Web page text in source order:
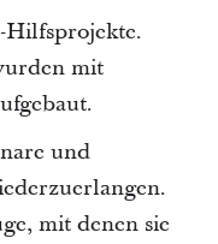
mit
und
mit denen sie